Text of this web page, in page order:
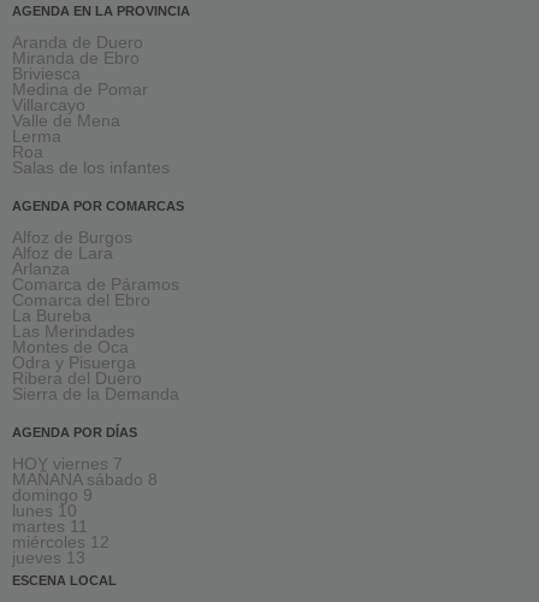
AGENDA EN LA PROVINCIA
Aranda de Duero
Miranda de Ebro
Briviesca
Medina de Pomar
Villarcayo
Valle de Mena
Lerma
Roa
Salas de los infantes
AGENDA POR COMARCAS
Alfoz de Burgos
Alfoz de Lara
Arlanza
Comarca de Páramos
Comarca del Ebro
La Bureba
Las Merindades
Montes de Oca
Odra y Pisuerga
Ribera del Duero
Sierra de la Demanda
AGENDA POR DÍAS
HOY viernes 7
MAÑANA sábado 8
domingo 9
lunes 10
martes 11
miércoles 12
jueves 13
ESCENA LOCAL